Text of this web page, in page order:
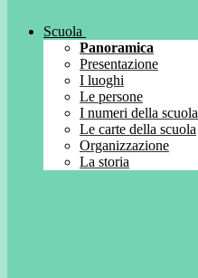
Scuola
Panoramica
Presentazione
I luoghi
Le persone
I numeri della scuola
Le carte della scuola
Organizzazione
La storia